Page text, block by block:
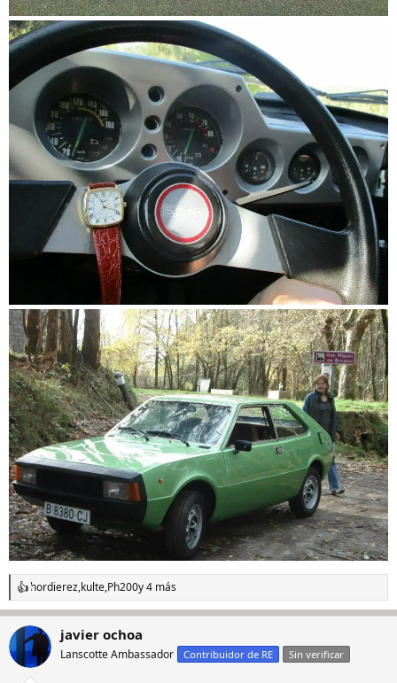
R
e
c
c
i
hordierez,kulte,Ph200y 4 más
javier ochoa
Lanscotte Ambassador Contribuidor de RE Sin verificar